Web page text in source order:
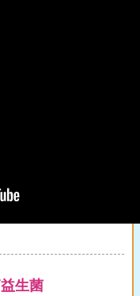
生菌